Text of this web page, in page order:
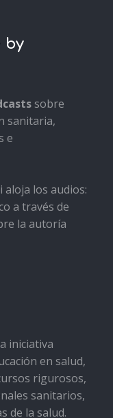
by
sobre
sanitaria,
e
aloja los audios:
a través de
la autoría
iniciativa
en salud,
rigurosos,
sanitarios,
de la salud.